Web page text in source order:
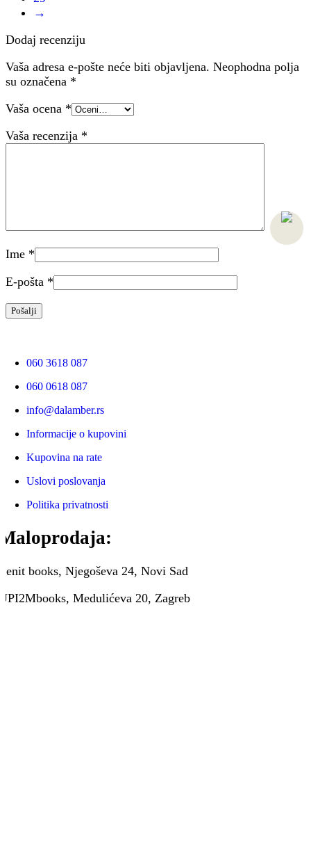
→
Dodaj recenziju
Vaša adresa e-pošte neće biti objavljena. Neophodna polja
su označena *
Vaša ocena *
Vaša recenzija *
Ime *
E-pošta *
060 3618 087
060 0618 087
info@dalamber.rs
Informacije o kupovini
Kupovina na rate
Uslovi poslovanja
Politika privatnosti
books, Njegoševa 24, Novi Sad
Medulićeva 20, Zagreb